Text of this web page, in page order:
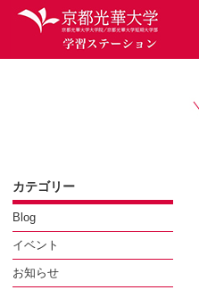
カテゴリー
Blog
イベント
お知らせ